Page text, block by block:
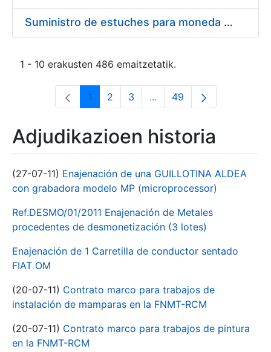
Suministro de estuches para moneda de 30 €
1 - 10 erakusten 486 emaitzetatik.
Orrialdea
1 Orrialdea
2 Orrialdea
3 ...Intermediate Pages Use
Orrialdea
49
Adjudikazioen historia
(27-07-11) Enajenación de una GUILLOTINA ALDEA
con grabadora modelo MP (microprocessor)
Ref.DESMO/01/2011 Enajenación de Metales
procedentes de desmonetización (3 lotes)
Enajenación de 1 Carretilla de conductor sentado
FIAT OM
(20-07-11) Contrato marco para trabajos de
instalación de mamparas en la FNMT-RCM
(20-07-11) Contrato marco para trabajos de pintura
en la FNMT-RCM